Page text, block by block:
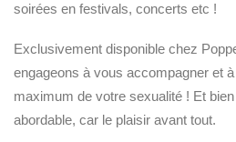
soirées en festivals, concerts etc !
Exclusivement disponible chez
engageons à vous accompagner et
maximum de votre sexualité ! Et
abordable, car le plaisir avant tout.